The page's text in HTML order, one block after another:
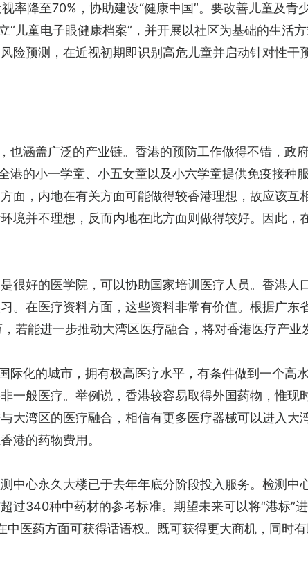
降至70%，协助建设“健康中国”。要改善儿童及青
“儿童电子眼健康档案”，并开展以社区为基础的生活
险预测，在近视初期即识别高危儿童并启动针对性干
也涵盖广泛的产业链。香港的预防工作做得不错，政
的小一学童、小五女童以及小六学童提供免疫接种
面，内地在有关方面可能做得较香港理想，故应该互
境并不理想，反而内地在此方面则做得较好。因此，
很好的医学院，可以协助国家培训医疗人员。香港人
。在医疗资料方面，这些资料非常有价值。根据广东
能进一步推动大湾区医疗融合，将对香港医疗产业
际化的城市，拥有极高医疗水平，有条件做到一个高
一般医疗。举例说，香港较容易取得外国药物，惟现
大湾区的医疗融合，相信有更多医疗器械可以进入大
港的药物费用。
中心永久大楼已于去年年底分阶段投入服务。检测中
340种中药材的参考标准。期望未来可以将“港标”
中医药方面可获得话语权。既可获得更大商机，同时